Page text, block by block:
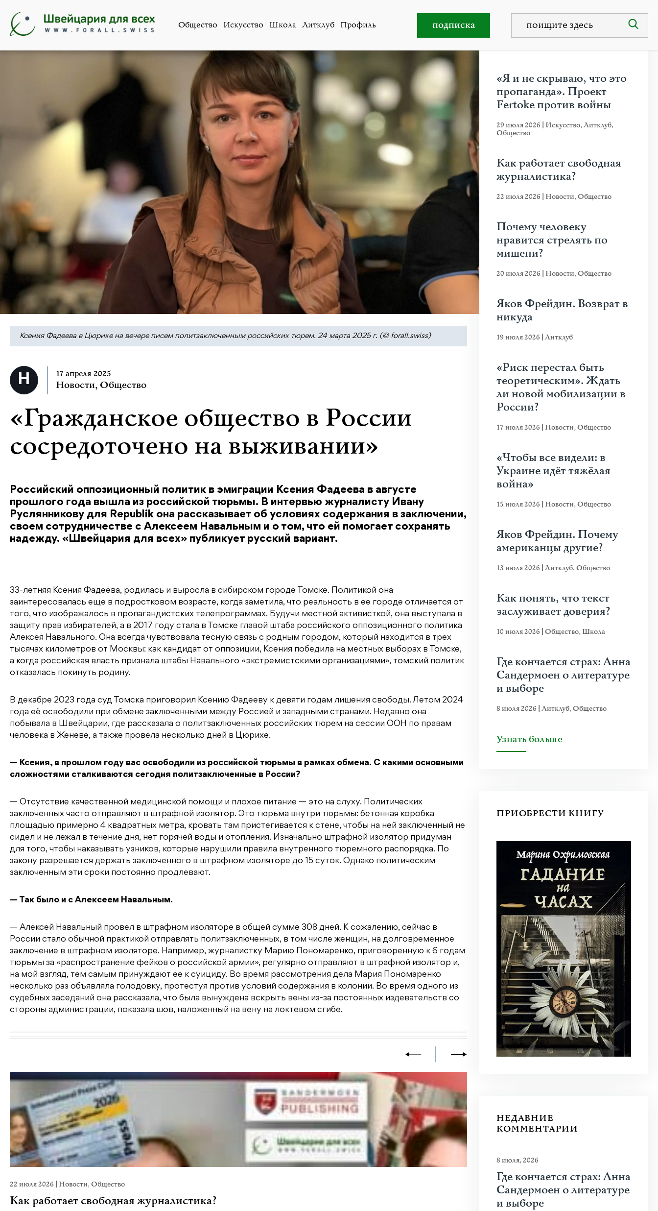
Общество Искусство Школа Литклуб Профиль подписка
«Гражданское общество в России сосредоточено на выживании»
Ксения Фадеева в Цюрихе на вечере писем политзаключенным российских тюрем. 24 марта 2025 г. (© forall.swiss)
17 апреля 2025
Новости, Общество
«Гражданское общество в России
сосредоточено на выживании»
Российский оппозиционный политик в эмиграции Ксения Фадеева в августе
прошлого года вышла из российской тюрьмы. В интервью журналисту Ивану
Руслянникову для Republik она рассказывает об условиях содержания в заключении,
своем сотрудничестве с Алексеем Навальным и о том, что ей помогает сохранять
надежду. «Швейцария для всех» публикует русский вариант.
33-летняя Ксения Фадеева, родилась и выросла в сибирском городе Томске. Политикой она
заинтересовалась еще в подростковом возрасте, когда заметила, что реальность в ее городе отличается от
того, что изображалось в пропагандистских телепрограммах. Будучи местной активисткой, она выступала в
защиту прав избирателей, а в 2017 году стала в Томске главой штаба российского оппозиционного политика
Алексея Навального. Она всегда чувствовала тесную связь с родным городом, который находится в трех
тысячах километров от Москвы: как кандидат от оппозиции, Ксения победила на местных выборах в Томске,
а когда российская власть признала штабы Навального «экстремистскими организациями», томский политик
отказалась покинуть родину.
В декабре 2023 года суд Томска приговорил Ксению Фадееву к девяти годам лишения свободы. Летом 2024
года её освободили при обмене заключенными между Россией и западными странами. Недавно она
побывала в Швейцарии, где рассказала о политзаключенных российских тюрем на сессии ООН по правам
человека в Женеве, а также провела несколько дней в Цюрихе.
— Ксения, в прошлом году вас освободили из российской тюрьмы в рамках обмена. С какими основными
сложностями сталкиваются сегодня политзаключенные в России?
— Отсутствие качественной медицинской помощи и плохое питание — это на слуху. Политических
заключенных часто отправляют в штрафной изолятор. Это тюрьма внутри тюрьмы: бетонная коробка
площадью примерно 4 квадратных метра, кровать там пристегивается к стене, чтобы на ней заключенный не
сидел и не лежал в течение дня, нет горячей воды и отопления. Изначально штрафной изолятор придуман
для того, чтобы наказывать узников, которые нарушили правила внутренного тюремного распорядка. По
закону разрешается держать заключенного в штрафном изоляторе до 15 суток. Однако политическим
заключенным эти сроки постоянно продлевают.
— Так было и с Алексеем Навальным.
— Алексей Навальный провел в штрафном изоляторе в общей сумме 308 дней. К сожалению, сейчас в
России стало обычной практикой отправлять политзаключенных, в том числе женщин, на долговременное
заключение в штрафном изоляторе. Например, журналистку Марию Пономаренко, приговоренную к 6 годам
тюрьмы за «распространение фейков о российской армии», регулярно отправляют в штрафной изолятор и,
на мой взгляд, тем самым принуждают ее к суициду. Во время рассмотрения дела Мария Пономаренко
несколько раз объявляла голодовку, протестуя против условий содержания в колонии. Во время одного из
судебных заседаний она рассказала, что была вынуждена вскрыть вены из-за постоянных издевательств со
стороны администрации, показала шов, наложенный на вену на локтевом сгибе.
22 июля 2026 Новости,Общество
Как работает свободная журналистика?
20 июля 2026 Общество
Почему человеку нравится
«Я и не скрываю, что это
пропаганда». Проект
Fertoke против войны
29 июля 2026 Искусство,Литклуб,
Общество
Как работает свободная
журналистика?
22 июля 2026 Новости,Общество
Почему человеку
нравится стрелять по
мишени?
20 июля 2026 Новости,Общество
Яков Фрейдин. Возврат в
никуда
19 июля 2026 Литклуб
«Риск перестал быть
теоретическим». Ждать
ли новой мобилизации в
России?
17 июля 2026 Новости,Общество
«Чтобы все видели: в
Украине идёт тяжёлая
война»
15 июля 2026 Новости,Общество
Яков Фрейдин. Почему
американцы другие?
13 июля 2026 Литклуб,Общество
Как понять, что текст
заслуживает доверия?
10 июля 2026 Общество, Школа
Где кончается страх: Анна
Сандермоен о литературе
и выборе
8 июля 2026 Литклуб,Общество
Узнать больше
ПРИОБРЕСТИ КНИГУ
НЕДАВНИЕ
КОММЕНТАРИИ
8 июля, 2026
Где кончается страх: Анна
Сандермоен о литературе
и выборе